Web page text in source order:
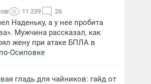
11 239 26
Наденьку, а у нее пробита
Мужчина рассказал, как
жену при атаке БПЛА в
Осиповке
гладь для чайников: гайд от